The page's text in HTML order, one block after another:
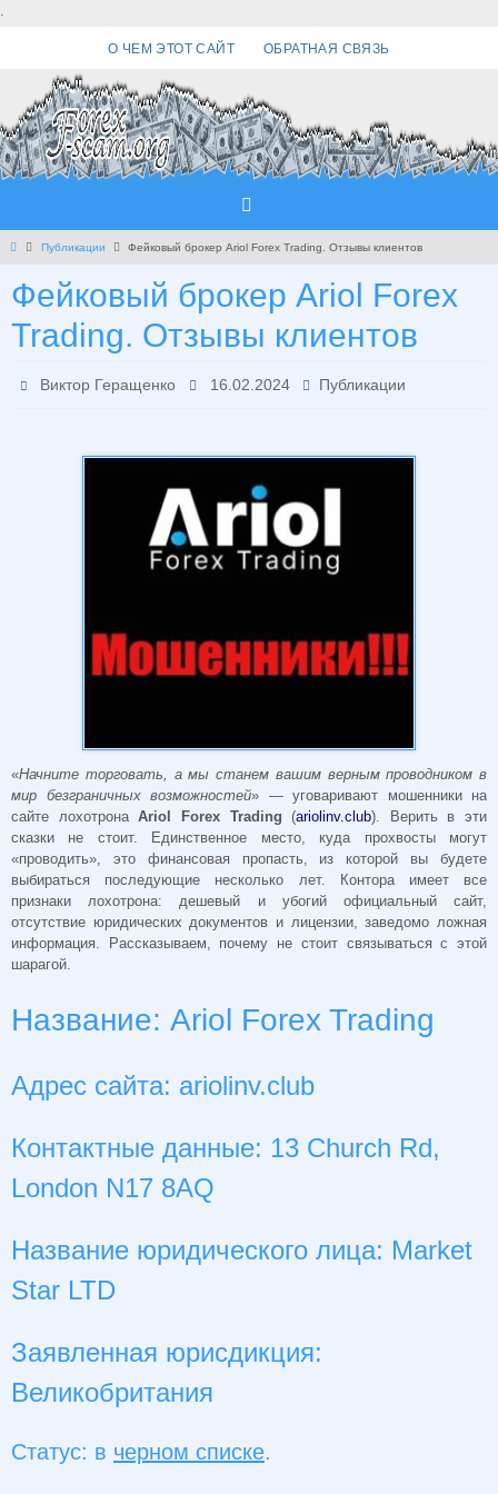
.
О ЧЕМ ЭТОТ САЙТ ОБРАТНАЯ СВЯЗЬ
Главная
Публикации Фейковый брокер Ariol Forex Trading. Отзывы клиентов
Фейковый брокер Ariol Forex
Trading. Отзывы клиентов
Виктор Геращенко 16.02.2024 Публикации
«Начните торговать, а мы станем вашим верным проводником в
мир безграничных возможностей» — уговаривают мошенники на
сайте лохотронаAriol Forex Trading (ariolinv.club). Верить в эти
сказки не стоит. Единственное место, куда прохвосты могут
«проводить», это финансовая пропасть, из которой вы будете
выбираться последующие несколько лет. Контора имеет все
признаки лохотрона: дешевый и убогий официальный сайт,
отсутствие юридических документов и лицензии, заведомо ложная
информация. Рассказываем, почему не стоит связываться с этой
шарагой.
Название: Ariol Forex Trading
Адрес сайта: ariolinv.club
Контактные данные: 13 Church Rd,
London N17 8AQ
Название юридического лица: Market
Star LTD
Заявленная юрисдикция:
Великобритания
Статус: в черном списке.